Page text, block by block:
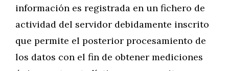
información es registrada en un fichero de
actividad del servidor debidamente inscrito
que permite el posterior procesamiento de
los datos con el fin de obtener mediciones